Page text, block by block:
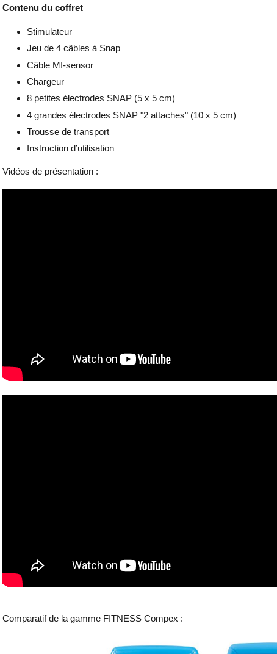
Contenu du coffret
Stimulateur
Jeu de 4 câbles à Snap
Câble MI-sensor
Chargeur
8 petites électrodes SNAP (5 x 5 cm)
4 grandes électrodes SNAP "2 attaches" (10 x 5 cm)
Trousse de transport
Instruction d’utilisation
Vidéos de présentation :
Comparatif de la gamme FITNESS Compex :